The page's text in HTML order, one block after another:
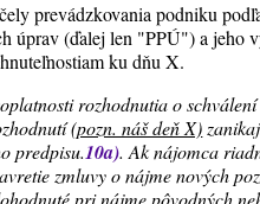
prevádzkovania podniku
úprav (ďalej len "PPÚ") a jeho
ku dňu X.
rozhodnutia o
(pozn. náš deň X)
predpisu.10a). Ak nájomca
zmluvy o nájme nových
pri nájme pôvodných